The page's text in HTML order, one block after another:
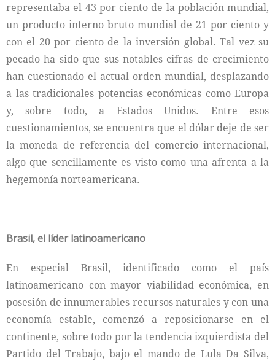
representaba el 43 por ciento de la población mundial,
un producto interno bruto mundial de 21 por ciento y
con el 20 por ciento de la inversión global. Tal vez su
pecado ha sido que sus notables cifras de crecimiento
han cuestionado el actual orden mundial, desplazando
a las tradicionales potencias económicas como Europa
y, sobre todo, a Estados Unidos. Entre esos
cuestionamientos, se encuentra que el dólar deje de ser
la moneda de referencia del comercio internacional,
algo que sencillamente es visto como una afrenta a la
hegemonía norteamericana.
Brasil, el líder latinoamericano
En especial Brasil, identificado como el país
latinoamericano con mayor viabilidad económica, en
posesión de innumerables recursos naturales y con una
economía estable, comenzó a reposicionarse en el
continente, sobre todo por la tendencia izquierdista del
Partido del Trabajo, bajo el mando de Lula Da Silva,